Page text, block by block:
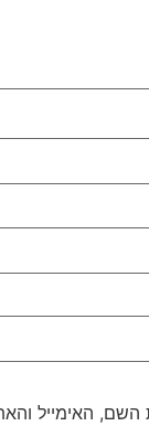
השם, האימייל